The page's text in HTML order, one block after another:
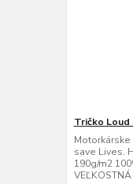
Tričko Loud
save Lives.
190g/m2